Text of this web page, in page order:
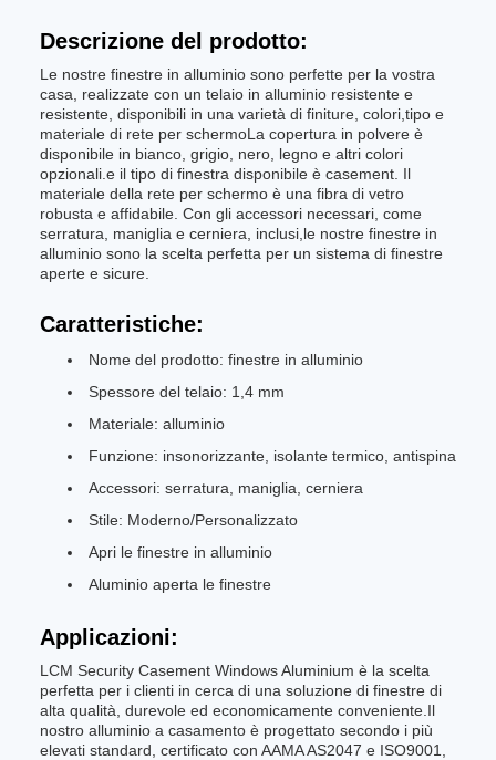
Descrizione del prodotto:
Le nostre finestre in alluminio sono perfette per la vostra
casa, realizzate con un telaio in alluminio resistente e
resistente, disponibili in una varietà di finiture, colori,tipo e
materiale di rete per schermoLa copertura in polvere è
disponibile in bianco, grigio, nero, legno e altri colori
opzionali.e il tipo di finestra disponibile è casement. Il
materiale della rete per schermo è una fibra di vetro
robusta e affidabile. Con gli accessori necessari, come
serratura, maniglia e cerniera, inclusi,le nostre finestre in
alluminio sono la scelta perfetta per un sistema di finestre
aperte e sicure.
Caratteristiche:
Nome del prodotto: finestre in alluminio
Spessore del telaio: 1,4 mm
Materiale: alluminio
Funzione: insonorizzante, isolante termico, antispina
Accessori: serratura, maniglia, cerniera
Stile: Moderno/Personalizzato
Apri le finestre in alluminio
Aluminio aperta le finestre
Applicazioni:
LCM Security Casement Windows Aluminium è la scelta
perfetta per i clienti in cerca di una soluzione di finestre di
alta qualità, durevole ed economicamente conveniente.Il
nostro alluminio a casamento è progettato secondo i più
elevati standard, certificato con AAMA AS2047 e ISO9001,